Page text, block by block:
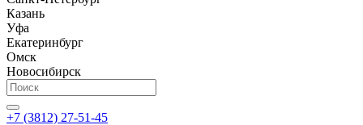
Казань
Уфа
Екатеринбург
Омск
Новосибирск
+7 (3812) 27-51-45